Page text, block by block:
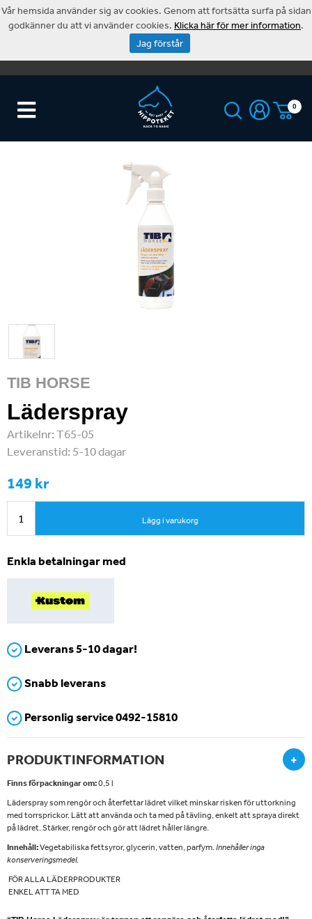
0
TIB HORSE
Läderspray
Artikelnr:T65-05
Leveranstid: 5-10 dagar
149 kr
Lägg i varukorg
Enkla betalningar med
Leverans 5-10 dagar!
Snabb leverans
Personlig service 0492-15810
PRODUKTINFORMATION +
Finns förpackningar om:0,5 l
Läderspray som rengör och återfettar lädret vilket minskar risken för uttorkning
med torrsprickor. Lätt att använda och ta med på tävling, enkelt att spraya direkt
på lädret. Stärker, rengör och gör att lädret håller längre.
Innehåll:Vegetabiliska fettsyror, glycerin, vatten, parfym.Innehåller inga
konserveringsmedel.
FÖR ALLA LÄDERPRODUKTER
ENKEL ATT TA MED
Vår hemsida använder sig av cookies. Genom att fortsätta surfa på sidan
godkänner du att vi använder cookies. Klicka här för mer information.
Jag förstår